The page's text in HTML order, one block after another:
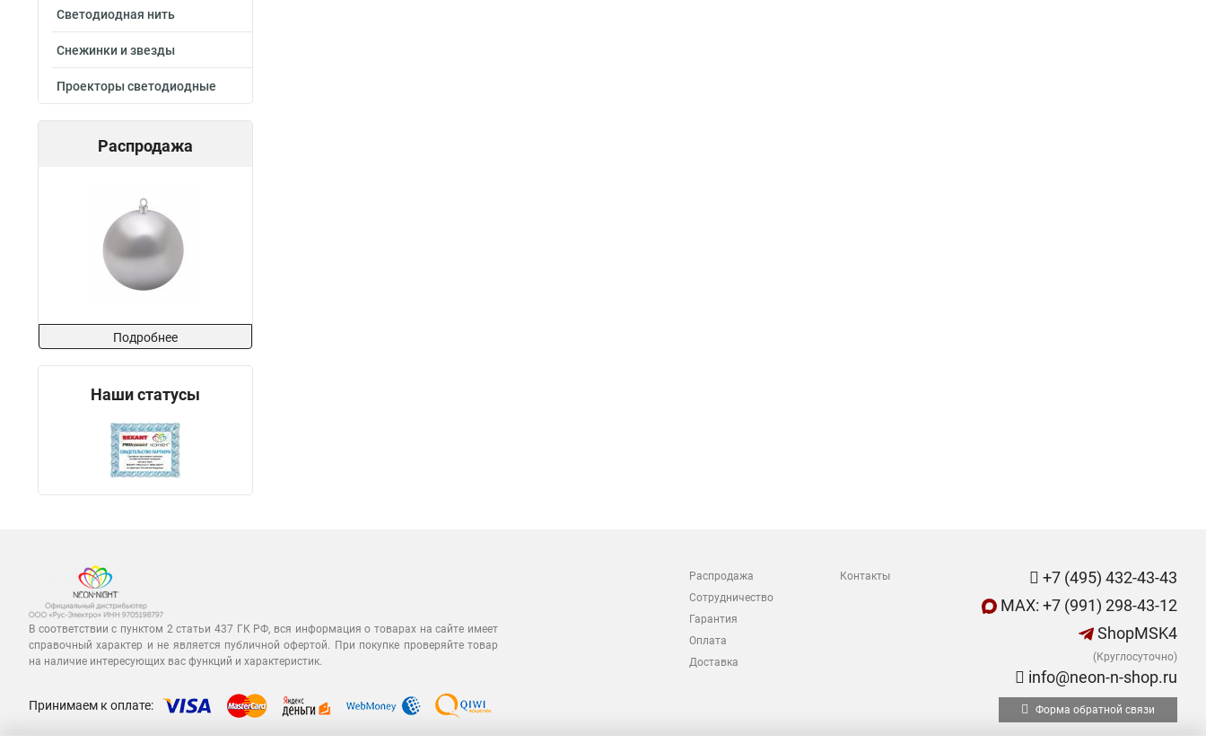
Светодиодная нить
Снежинки и звезды
Проекторы светодиодные
Распродажа
Подробнее
Наши статусы
В соответствии с пунктом 2 статьи 437 ГК РФ, вся информация о товарах на сайте имеет
справочный характер и не является публичной офертой. При покупке проверяйте товар
на наличие интересующих вас функций и характеристик.
Распродажа
Сотрудничество
Гарантия
Оплата
Доставка
Контакты
+7 (495) 432-43-43
MAX: +7 (991) 298-43-12
ShopMSK4
(Круглосуточно)
info@neon-n-shop.ru
Принимаем к оплате: Форма обратной связи